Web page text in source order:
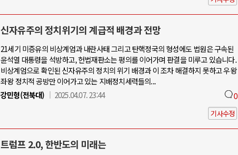
신자유주의 정치위기의 계급적 배경과 전망
21세기 미증유의 비상계엄과 내란사태 그리고 탄핵정국의 형성에도 법원은 구속된
윤석열 대통령을 석방하고, 헌법재판소는 평의를 이어가며 판결을 미루고 있습니다.
비상계엄으로 확인된 신자유주의 정치의 위기 배경과 이 조차 해결하지 못하고 우왕
좌왕 정치적 공방만 이어가고 있는 지배정치세력들의...
강민형(전북대)
2025.04.07. 23:44 0
기사수정
트럼프 2.0, 한반도의 미래는